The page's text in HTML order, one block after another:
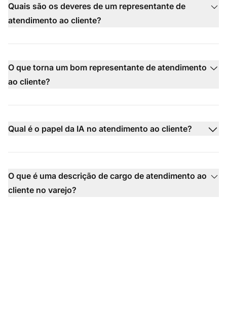
Quais são os deveres de um representante de
atendimento ao cliente?
O que torna um bom representante de atendimento
ao cliente?
Qual é o papel da IA no atendimento ao cliente?
O que é uma descrição de cargo de atendimento ao
cliente no varejo?